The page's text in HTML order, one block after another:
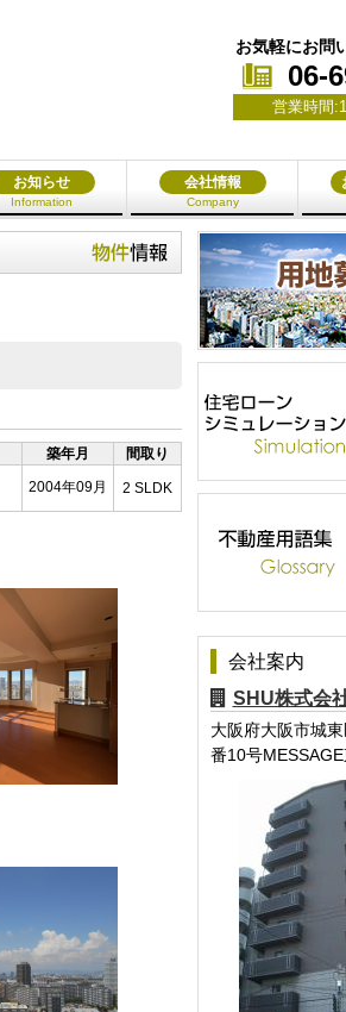
お気軽にお問
06-
営業時間
お知らせ
Information
会社情報
Company
築年月
間取り
2004年09月 2 SLDK
会社案内
SHU株式会
大阪府大阪市城
番10号